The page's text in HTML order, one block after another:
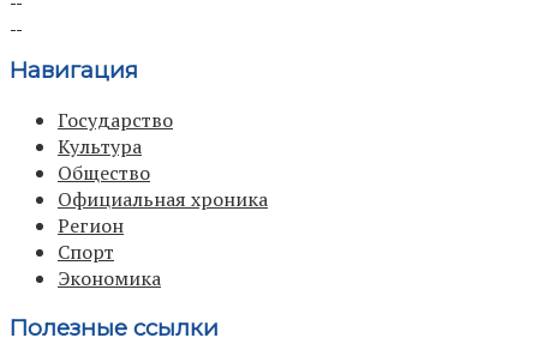
Навигация
Государство
Культура
Общество
Официальная хроника
Регион
Спорт
Экономика
Полезные ссылки